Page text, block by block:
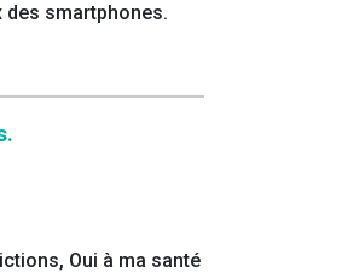
des smartphones.
Oui à ma santé